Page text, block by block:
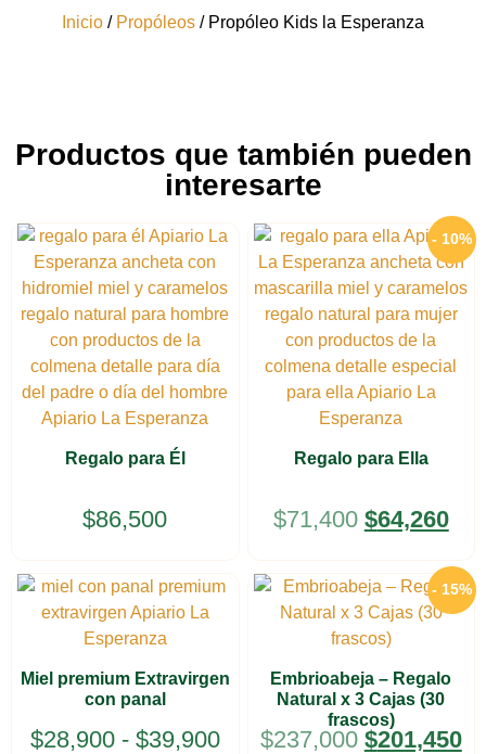
Inicio / Propóleos / Propóleo Kids la Esperanza
Productos que también pueden
interesarte
Regalo para Él
$86,500
- 10%
Regalo para Ella
$71,400 $64,260
Miel premium Extravirgen
con panal
$28,900 - $39,900
- 15%
Embrioabeja – Regalo
Natural x 3 Cajas (30
frascos)
$237,000 $201,450